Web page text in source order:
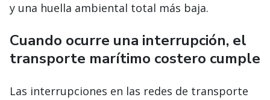
y una huella ambiental total más baja.
Cuando ocurre una interrupción, el
transporte marítimo costero cumple
Las interrupciones en las redes de transporte